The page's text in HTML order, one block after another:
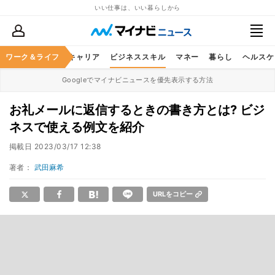
いい仕事は、いい暮らしから
ワーク＆ライフ キャリア ビジネススキル マネー 暮らし ヘルス
Googleでマイナビニュースを優先表示する方法
お礼メールに返信するときの書き方とは? ビジ
ネスで使える例文を紹介
掲載日 2023/03/17 12:38
著者： 武田麻希
URLをコピー